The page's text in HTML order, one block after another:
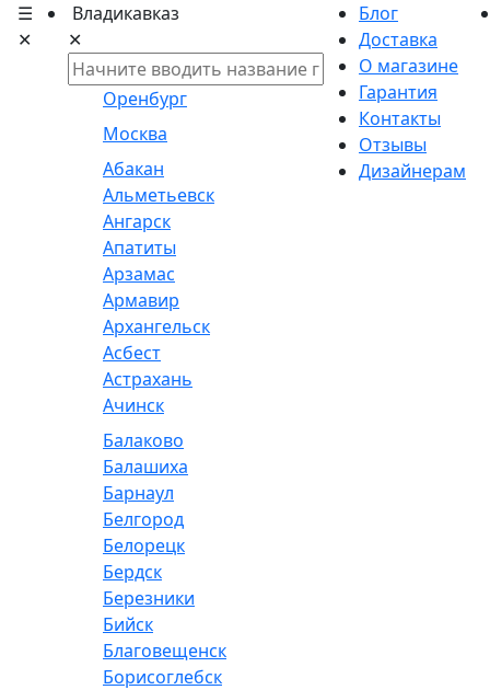
☰
✕
Владикавказ
✕
Оренбург
Москва
Абакан
Альметьевск
Ангарск
Апатиты
Арзамас
Армавир
Архангельск
Асбест
Астрахань
Ачинск
Балаково
Балашиха
Барнаул
Белгород
Белорецк
Бердск
Березники
Бийск
Благовещенск
Борисоглебск
Блог
Доставка
О магазине
Гарантия
Контакты
Отзывы
Дизайнерам